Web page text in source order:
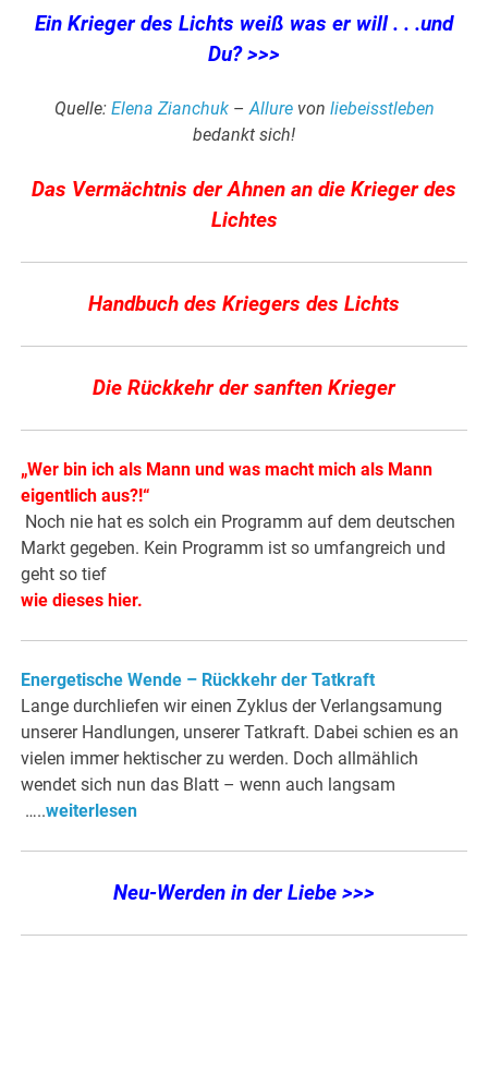
Ein Krieger des Lichts weiß was er will . . .und
Du? >>>
Quelle: Elena Zianchuk–Allurevon liebeisstleben
bedankt sich!
Das Vermächtnis der Ahnen an die Krieger des
Lichtes
Handbuch des Kriegers des Lichts
Die Rückkehr der sanften Krieger
„Wer bin ich als Mann und was macht mich als Mann
eigentlich aus?!“
Noch nie hat es solch ein Programm auf dem deutschen
Markt gegeben. Kein Programm ist so umfangreich und
geht so tief
wie dieses hier.
Energetische Wende – Rückkehr der Tatkraft
Lange durchliefen wir einen Zyklus der Verlangsamung
unserer Handlungen, unserer Tatkraft. Dabei schien es an
vielen immer hektischer zu werden. Doch allmählich
wendet sich nun das Blatt – wenn auch langsam
…..weiterlesen
Neu-Werden in der Liebe >>>